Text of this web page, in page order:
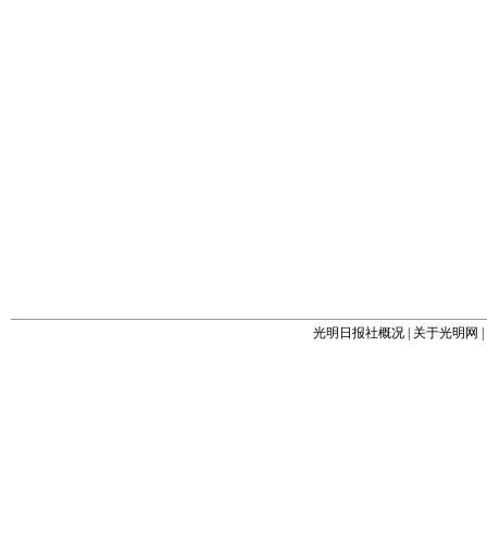
光明日报社概况 关于光明网